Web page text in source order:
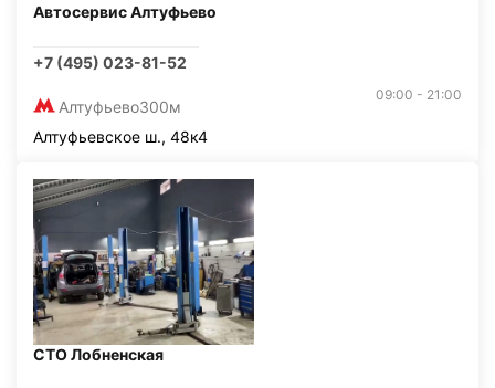
Автосервис Алтуфьево
+7 (495) 023-81-52
Алтуфьево300м
09:00 - 21:00
Алтуфьевское ш., 48к4
СТО Лобненская